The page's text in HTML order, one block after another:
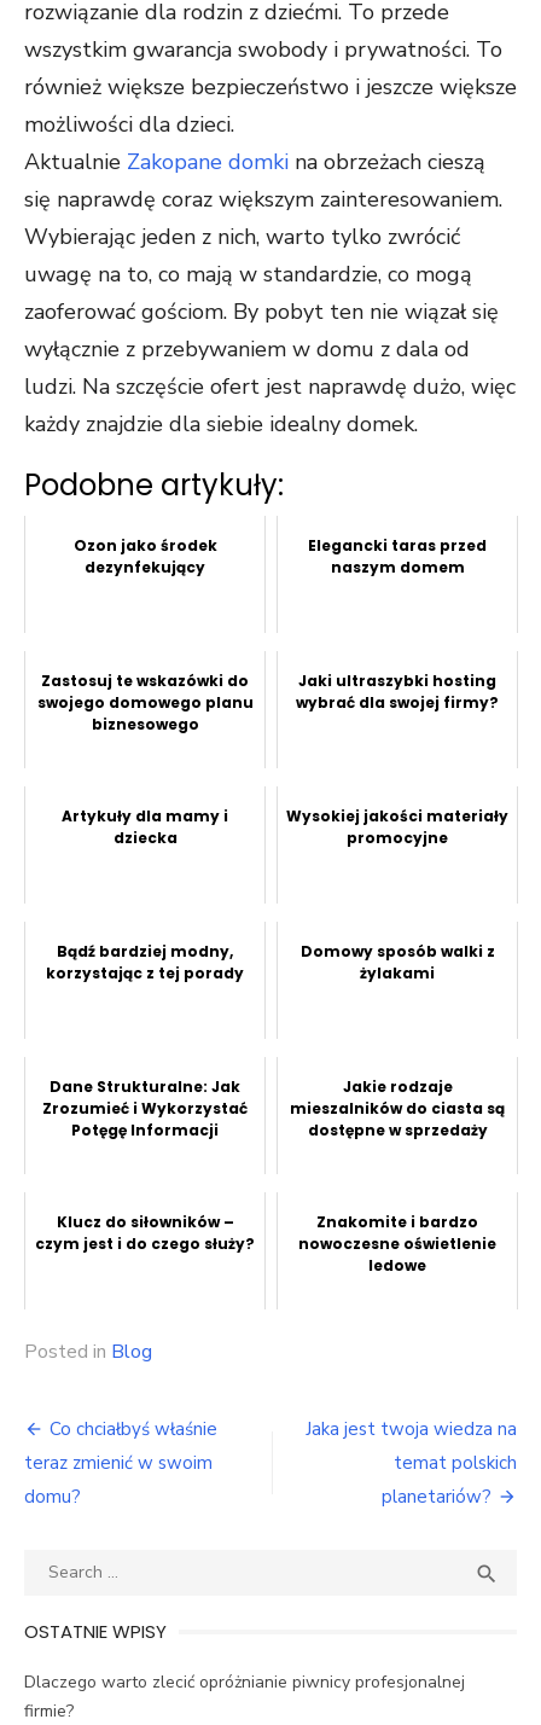
rozwiązanie dla rodzin z dziećmi. To przede
wszystkim gwarancja swobody i prywatności. To
również większe bezpieczeństwo i jeszcze większe
możliwości dla dzieci.
Aktualnie Zakopane domki na obrzeżach cieszą
się naprawdę coraz większym zainteresowaniem.
Wybierając jeden z nich, warto tylko zwrócić
uwagę na to, co mają w standardzie, co mogą
zaoferować gościom. By pobyt ten nie wiązał się
wyłącznie z przebywaniem w domu z dala od
ludzi. Na szczęście ofert jest naprawdę dużo, więc
każdy znajdzie dla siebie idealny domek.
Podobne artykuły:
Ozon jako środek
dezynfekujący
Elegancki taras przed
naszym domem
Zastosuj te wskazówki do
swojego domowego planu
biznesowego
Jaki ultraszybki hosting
wybrać dla swojej firmy?
Artykuły dla mamy i
dziecka
Wysokiej jakości materiały
promocyjne
Bądź bardziej modny,
korzystając z tej porady
Domowy sposób walki z
żylakami
Dane Strukturalne: Jak
Zrozumieć i Wykorzystać
Potęgę Informacji
Jakie rodzaje
mieszalników do ciasta są
dostępne w sprzedaży
Klucz do siłowników –
czym jest i do czego służy?
Znakomite i bardzo
nowoczesne oświetlenie
ledowe
Posted in Blog
Nawigacja
wpisu
Co chciałbyś właśnie
teraz zmienić w swoim
domu?
Jaka jest twoja wiedza na
temat polskich
planetariów?
Search

OSTATNIE WPISY
Dlaczego warto zlecić opróżnianie piwnicy profesjonalnej
firmie?